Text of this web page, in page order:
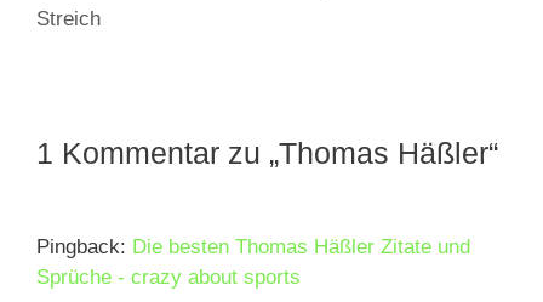
Streich
1 Kommentar zu „Thomas Häßler“
Pingback: Die besten Thomas Häßler Zitate und
Sprüche - crazy about sports